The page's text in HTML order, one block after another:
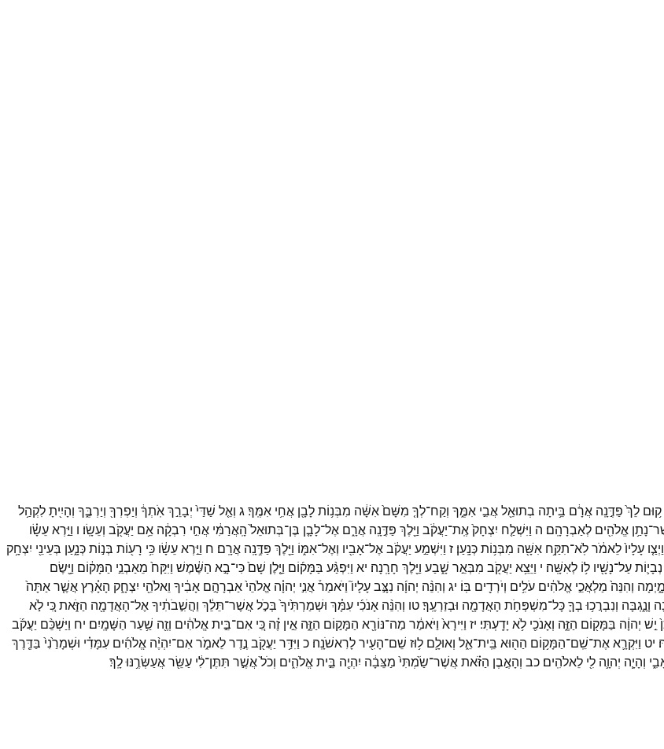
ק֥וּם לֵךְ֙ פַּדֶּ֣נָֽה אֲרָ֔ם בֵּ֥יתָה בְתוּאֵ֖לאֲבִ֣י אִמֶּ֑ךָ וְקַח־לְךָ֤ מִשָּׁם֙אִשָּׁ֔ה מִבְּנ֥וֹתלָבָ֖ן אֲחִ֥י אִמֶּֽךָ׃ג וְאֵ֤ל שַׁדַּי֙ יְבָרֵ֣ךְאֹֽתְךָ֔ וְיַפְרְךָ֖ וְיַרְבֶּ֑ךָ וְהָיִ֖יתָלִקְהַ֥ל
נָתַ֥ן אֱלֹהִ֖ים לְאַבְרָהָֽם׃ ה וַיִּשְׁלַ֤ח יִצְחָק֙אֶֽת־יַעֲקֹ֔ב וַיֵּ֖לֶךְ פַּדֶּ֣נָֽה אֲרָ֑ם אֶל־לָבָ֤ן בֶּן־בְּתוּאֵל֙ הָֽאֲרַמִּ֔י אֲחִ֣י רִבְקָ֔ה אֵ֥ם יַעֲקֹ֖ב וְעֵשָֽׂו׃ ו וַיַּ֣רְאעֵשָׂ֗ו
וַיְצַ֤ו עָלָיו֙לֵאמֹ֔רלֹֽא־תִקַּ֥ח אִשָּׁ֖ה מִבְּנ֥וֹתכְּנָֽעַן׃ ז וַיִּשְׁמַ֣ע יַעֲקֹ֔באֶל־אָבִ֖יו וְאֶל־אִמּ֑וֹ וַיֵּ֖לֶךְ פַּדֶּ֥נָֽה אֲרָֽם׃ ח וַיַּ֣רְאעֵשָׂ֔ו כִּ֥י רָע֖וֹת בְּנ֣וֹתכְּנָ֑עַן בְּעֵינֵ֖י יִצְחָ֥ק
נְבָי֛וֹתעַל־נָשָׁ֖יו ל֥וֹ לְאִשָּֽׁה׃ י וַיֵּצֵ֥א יַעֲקֹ֖ב מִבְּאֵ֣ר שָׁ֑בַע וַיֵּ֖לֶךְ חָרָֽנָה׃ יא וַיִּפְגַּ֨ע בַּמָּק֜וֹם וַיָּ֤לֶן שָׁם֙כִּי־בָ֣א הַשֶּׁ֔מֶשׁ וַיִּקַּח֙ מֵאַבְנֵ֣י הַמָּק֔וֹם וַיָּ֖שֶׂם
וְהִנֵּה֙ מַלְאֲכֵ֣י אֱלֹהִ֔ים עֹלִ֥ים וְיֹרְדִ֖ים בּֽוֹ׃ יג וְהִנֵּ֨ה יְהוָ֜ה נִצָּ֣בעָלָיו֮ וַיֹּאמַר֒אֲנִ֣י יְהוָ֗ה אֱלֹהֵי֙אַבְרָהָ֣ם אָבִ֔יךָ וֵאלֹהֵ֖י יִצְחָ֑ק הָאָ֗רֶץאֲשֶׁ֤ראַתָּה֙
וָנֶ֑גְבָּה וְנִבְרֲכ֥וּ בְךָ֛כָּל־מִשְׁפְּחֹ֥ת הָאֲדָמָ֖ה וּבְזַרְעֶֽךָ׃טו וְהִנֵּ֨ה אָנֹכִ֜י עִמָּ֗ךְ וּשְׁמַרְתִּ֙יךָ֙ בְּכֹ֣לאֲשֶׁר־תֵּלֵ֔ךְ וַהֲשִׁ֣בֹתִ֔יךָאֶל־הָאֲדָמָ֖ה הַזֹּ֑אתכִּ֚י לֹ֣א
יֵ֣שׁ יְהוָ֔ה בַּמָּק֖וֹם הַזֶּ֑ה וְאָנֹכִ֖י לֹ֥א יָדָֽעְתִּי׃ יז וַיִּירָא֙ וַיֹּאמַ֔ר מַה־נּוֹרָ֖א הַמָּק֣וֹם הַזֶּ֑ה אֵ֣ין זֶ֗ה כִּ֚י אִם־בֵּ֣יתאֱלֹהִ֔ים וְזֶ֖ה שַׁ֥עַר הַשָּׁמָֽיִם׃ יח וַיַּשְׁכֵּ֨ם יַעֲקֹ֜ב
יט וַיִּקְרָ֛אאֶת־שֵֽׁם־הַמָּק֥וֹם הַה֖וּא בֵּֽית־אֵ֑ל וְאוּלָ֛ם ל֥וּז שֵׁם־הָעִ֖ירלָרִאשֹׁנָֽה׃ כ וַיִּדַּ֥ר יַעֲקֹ֖ב נֶ֣דֶרלֵאמֹ֑ראִם־יִהְיֶ֨ה אֱלֹהִ֜ים עִמָּדִ֗י וּשְׁמָרַ֙נִי֙ בַּדֶּ֤רֶךְ
וְהָיָ֧ה יְהוָ֛ה לִ֖י לֵאלֹהִֽים׃ כב וְהָאֶ֣בֶן הַזֹּ֗אתאֲשֶׁר־שַׂ֙מְתִּי֙ מַצֵּבָ֔ה יִהְיֶ֖ה בֵּ֣יתאֱלֹהִ֑ים וְכֹל֙אֲשֶׁ֣ר תִּתֶּן־לִ֔י עַשֵּׂ֖ראֲעַשְּׂרֶ֥נּוּלָֽךְ׃